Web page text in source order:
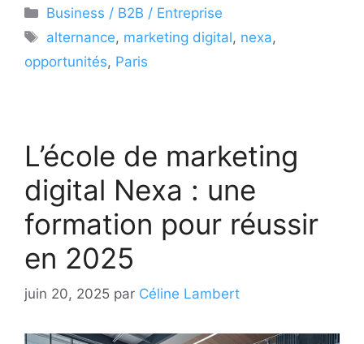
Catégories
Business / B2B / Entreprise
Étiquettes
alternance, marketing digital, nexa,
opportunités, Paris
L’école de marketing
digital Nexa : une
formation pour réussir
en 2025
juin 20, 2025 par Céline Lambert